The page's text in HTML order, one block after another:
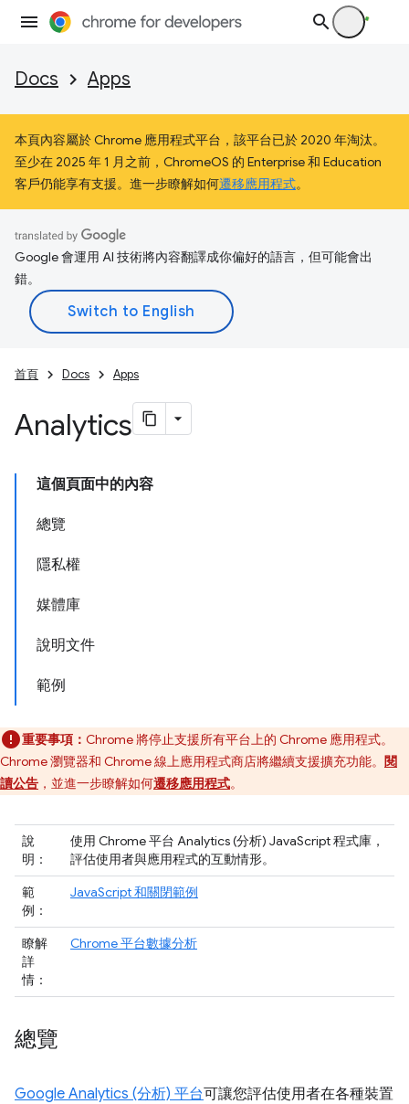
Docs Apps
本頁內容屬於 Chrome 應用程式平台，該平台已於 2020 年淘汰。
至少在 2025 年 1 月之前，ChromeOS 的 Enterprise 和 Education
客戶仍能享有支援。進一步瞭解如何遷移應用程式。
Google 會運用 AI 技術將內容翻譯成你偏好的語言，但可能會出
錯。
首頁 Docs Apps
Analytics
這個頁面中的內容
總覽
隱私權
媒體庫
說明文件
範例
重要事項： Chrome 將停止支援所有平台上的 Chrome 應用程式。
Chrome 瀏覽器和 Chrome 線上應用程式商店將繼續支援擴充功能。 閱
讀公告 ，並進一步瞭解如何遷移應用程式。
說
明：
使用 Chrome 平台 Analytics (分析) JavaScript 程式庫，
評估使用者與應用程式的互動情形。
範
例：
JavaScript 和關閉範例
瞭解
詳
情：
Chrome 平台數據分析
總覽
Google Analytics (分析) 平台可讓您評估使用者在各種裝置